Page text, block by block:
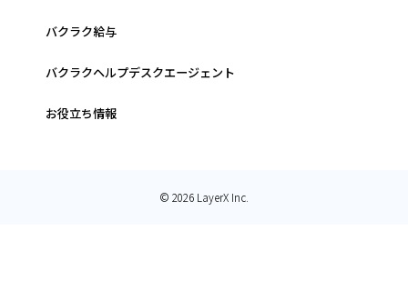
バクラク給与
バクラクヘルプデスクエージェント
お役立ち情報
© 2026 LayerX Inc.